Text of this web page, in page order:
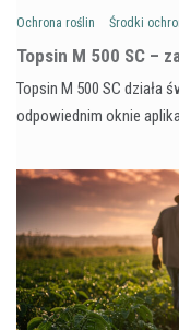
Ochrona roślin Środki
Topsin M 500 SC –
Topsin M 500 SC działa
odpowiednim oknie